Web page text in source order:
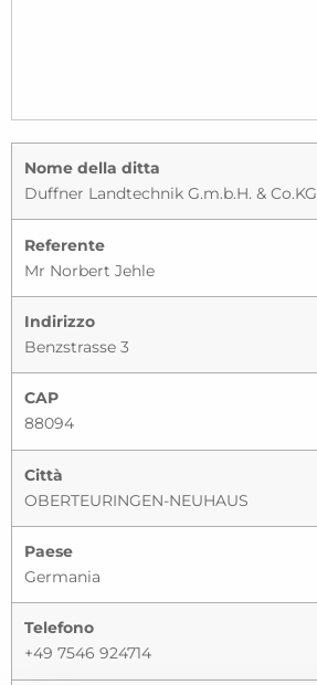
Nome della ditta
Duffner Landtechnik G.m.b.H. & Co.KG
Referente
Mr Norbert Jehle
Indirizzo
Benzstrasse 3
CAP
88094
Città
OBERTEURINGEN-NEUHAUS
Paese
Germania
Telefono
+49 7546 924714